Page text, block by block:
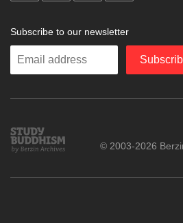
Subscribe to our newsletter
Enter
Study
Buddhism
© 2003-2026